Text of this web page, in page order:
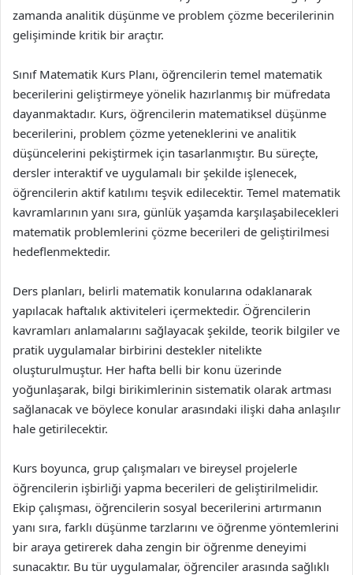
zamanda analitik düşünme ve problem çözme becerilerinin
gelişiminde kritik bir araçtır.
Sınıf Matematik Kurs Planı, öğrencilerin temel matematik
becerilerini geliştirmeye yönelik hazırlanmış bir müfredata
dayanmaktadır. Kurs, öğrencilerin matematiksel düşünme
becerilerini, problem çözme yeteneklerini ve analitik
düşüncelerini pekiştirmek için tasarlanmıştır. Bu süreçte,
dersler interaktif ve uygulamalı bir şekilde işlenecek,
öğrencilerin aktif katılımı teşvik edilecektir. Temel matematik
kavramlarının yanı sıra, günlük yaşamda karşılaşabilecekleri
matematik problemlerini çözme becerileri de geliştirilmesi
hedeflenmektedir.
Ders planları, belirli matematik konularına odaklanarak
yapılacak haftalık aktiviteleri içermektedir. Öğrencilerin
kavramları anlamalarını sağlayacak şekilde, teorik bilgiler ve
pratik uygulamalar birbirini destekler nitelikte
oluşturulmuştur. Her hafta belli bir konu üzerinde
yoğunlaşarak, bilgi birikimlerinin sistematik olarak artması
sağlanacak ve böylece konular arasındaki ilişki daha anlaşılır
hale getirilecektir.
Kurs boyunca, grup çalışmaları ve bireysel projelerle
öğrencilerin işbirliği yapma becerileri de geliştirilmelidir.
Ekip çalışması, öğrencilerin sosyal becerilerini artırmanın
yanı sıra, farklı düşünme tarzlarını ve öğrenme yöntemlerini
bir araya getirerek daha zengin bir öğrenme deneyimi
sunacaktır. Bu tür uygulamalar, öğrenciler arasında sağlıklı